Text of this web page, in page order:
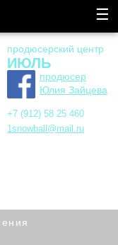
☰
продюсерский центр
ИЮЛЬ
продюсер
Юлия Зайцева
+7 (912) 58 25 460
1snowball@mail.ru